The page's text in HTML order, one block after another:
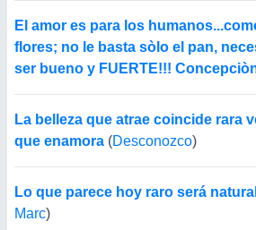
El amor es para los
flores; no le basta sòlo el pan,
ser bueno y FUERTE!!!
La belleza que atrae coincide rara
que enamora (Desconozco)
Lo que parece hoy raro será
Marc)